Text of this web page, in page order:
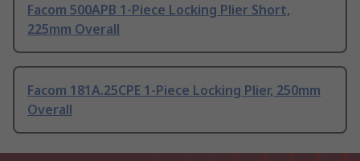
Facom 500APB 1-Piece Locking Plier Short,
225mm Overall
Facom 181A.25CPE 1-Piece Locking Plier, 250mm
Overall